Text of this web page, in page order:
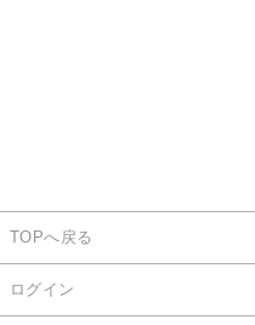
TOPへ戻る
ログイン